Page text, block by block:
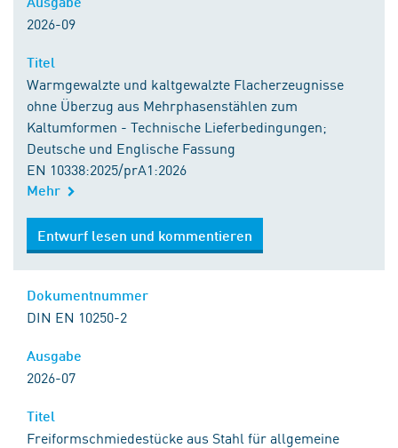
2026-09
Warmgewalzte und kaltgewalzte Flacherzeugnisse
ohne Überzug aus Mehrphasenstählen zum
Kaltumformen - Technische Lieferbedingungen;
Deutsche und Englische Fassung
EN 10338:2025/prA1:2026
Mehr
Entwurf lesen und kommentieren
DIN EN 10250-2
2026-07
Freiformschmiedestücke aus Stahl für allgemeine